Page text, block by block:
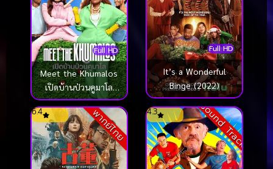
Full HD
Meet the Khumalos
เปิดบ้านป่วนคูมาโล
(2025)
Full HD
It’s a Wonderful
Binge (2022)
พากย์ไทย
6.4 Sound Track
4.3